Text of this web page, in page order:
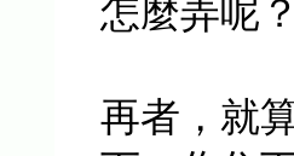
怎麼弄呢
再者，就